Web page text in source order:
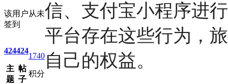
该用户从未
签到
424
主
题
424
帖
子
1740
积分
信、支付宝小程序进
平台存在这些行为，
自己的权益。